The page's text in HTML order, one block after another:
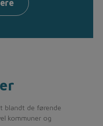
blandt de førende
kommuner og